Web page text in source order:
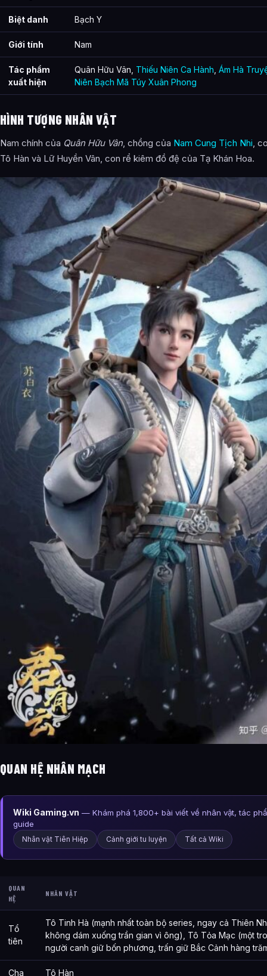
Biệt danh Bạch Y
Giới tính Nam
Tác phẩm
xuất hiện
Quân Hữu Vân, Thiếu Niên Ca Hành Ám Hà
Niên Bạch Mã Túy Xuân Phong
HÌNH TƯỢNG NHÂN VẬT
Nam chính của Quân Hữu Vân , chồng của Nam Cung Tịch Nhi ,
Tô Hàn và Lữ Huyền Vân, con rể kiêm đồ đệ của Tạ Khán Hoa.
QUAN HỆ NHÂN MẠCH
Wiki Gaming.vn — Khám phá 1,800+ bài viết về nhân vật, tác
guide
Nhân vật Tiên Hiệp Cảnh giới tu luyện Tất cả Wiki
QUAN
HỆ
NHÂN VẬT
Tổ
tiên
Tô Tinh Hà (mạnh nhất toàn bộ series, ngay cả Thiên
không dám xuống trần gian vì ông), Tô Tỏa Mạc (một
người canh giữ bốn phương, trấn giữ Bắc Cảnh hàng
Cha Tô Hàn